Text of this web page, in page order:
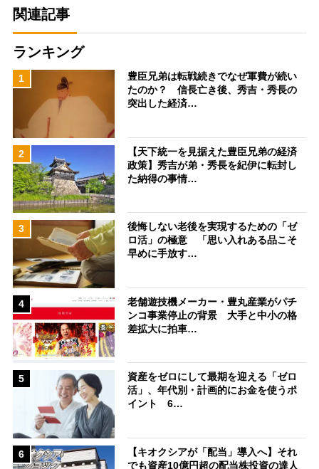
関連記事
ランキング
1
豊臣兄弟は転戦続きでなぜ軍費が続い
たのか？ 信長亡き後、秀吉・秀長の
突出した経済…
2
【天下統一を見据えた豊臣兄弟の経済
政策】秀吉が弟・秀長を紀伊に転封し
た納得の事情…
3
後悔しない老後を実現するための「ゼ
ロ活」の極意 「思い入れある品こそ
早めに手放す…
4
老舗遊技機メーカー・豊丸産業がパチ
ンコ事業停止の背景 大手と中小の格
差拡大に拍車…
5
資産をゼロにして最期を迎える「ゼロ
活」、年代別・計画的にお金を使うポ
イント 6…
6
【キオクシアが「配当」導入へ】それ
でも資産10億円超の配当株投資の達人